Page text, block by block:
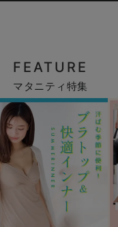
FEATURE
マタニティ特集